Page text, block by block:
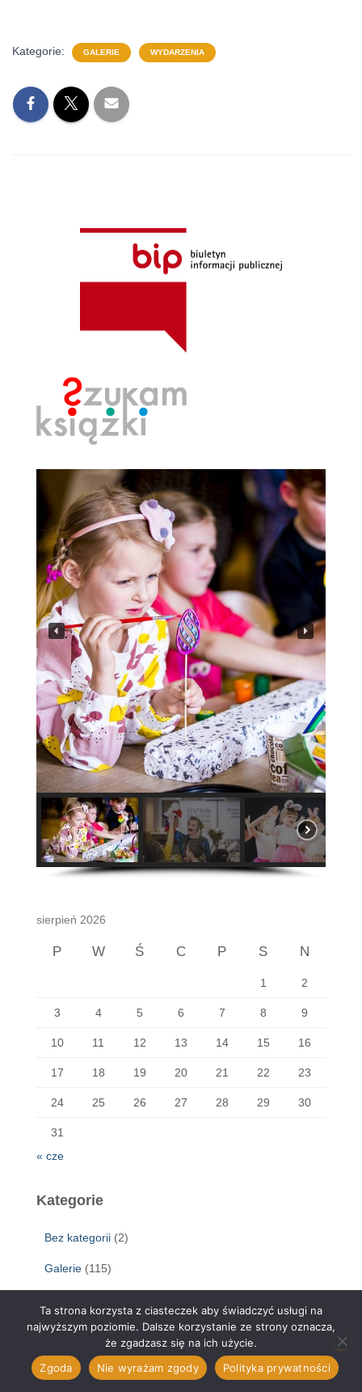
Kategorie: GALERIE WYDARZENIA
sierpień 2026
P W Ś C P S N
1 2
3 4 5 6 7 8 9
10 11 12 13 14 15 16
17 18 19 20 21 22 23
24 25 26 27 28 29 30
31
« cze
Kategorie
Bez kategorii (2)
Galerie (115)
Komunikaty(318)
Wideo(49)
Ta strona korzysta z ciasteczek aby świadczyć usługi na
najwyższym poziomie. Dalsze korzystanie ze strony oznacza,
że zgadzasz się na ich użycie.
Zgoda
Nie wyrażam zgody Polityka prywatności